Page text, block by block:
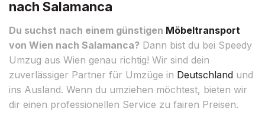
nach Salamanca
Du suchst nach einem günstigen Möbeltransport
von Wien nach Salamanca? Dann bist du bei Speedy
Umzug aus Wien genau richtig! Wir sind dein
zuverlässiger Partner für Umzüge in Deutschland und
ins Ausland. Wenn du umziehen möchtest, bieten wir
dir einen professionellen Service zu fairen Preisen.